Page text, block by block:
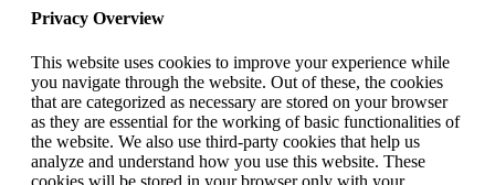
Privacy Overview
This website uses cookies to improve your experience while
you navigate through the website. Out of these, the cookies
that are categorized as necessary are stored on your browser
as they are essential for the working of basic functionalities of
the website. We also use third-party cookies that help us
analyze and understand how you use this website. These
cookies will be stored in your browser only with your